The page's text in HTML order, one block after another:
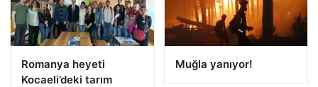
Romanya heyeti
Kocaeli’deki tarım
Muğla yanıyor!